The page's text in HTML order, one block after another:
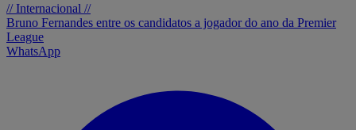
// Internacional //
Bruno Fernandes entre os candidatos a jogador do ano da Premier
League
WhatsApp